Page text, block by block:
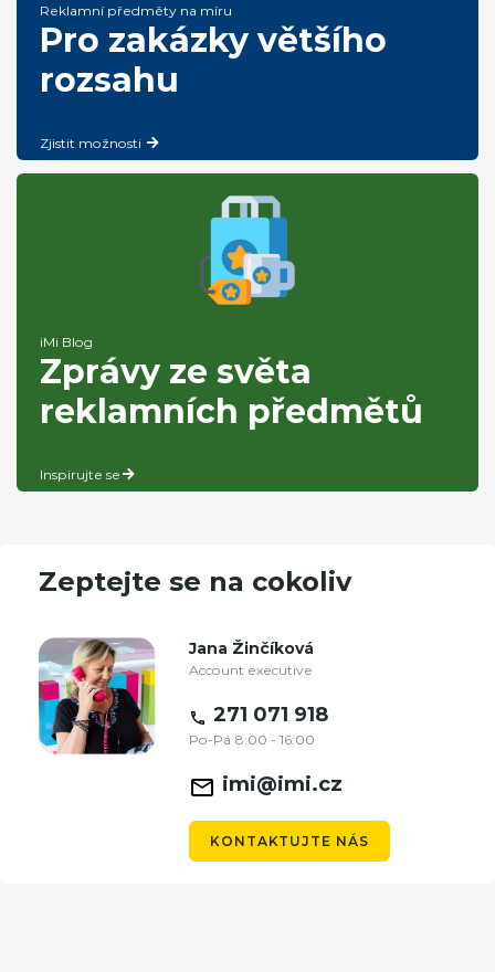
Reklamní předměty na míru
Pro zakázky většího
rozsahu
Zjistit možnosti
iMi Blog
Zprávy ze světa
reklamních předmětů
Inspirujte se
Zeptejte se na cokoliv
Jana Žinčíková
Account executive
271 071 918
Po-Pá 8:00 - 16:00
imi@imi.cz
KONTAKTUJTE NÁS